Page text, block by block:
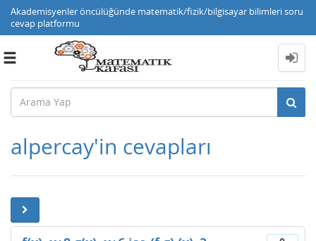
Akademisyenler öncülüğünde matematik/fizik/bilgisayar bilimleri soru
cevap platformu
Toggle
alpercay'in cevapları